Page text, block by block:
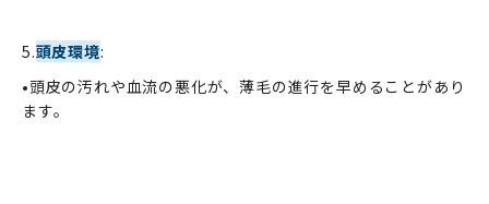
5.頭皮環境:
•頭皮の汚れや血流の悪化が、薄毛の進行を早めることがあり
ます。